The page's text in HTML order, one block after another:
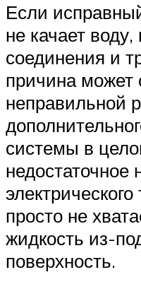
Если
не качает воду,
соединения и
причина может
неправильной
системы в
недостаточное
просто не
жидкость из-
поверхность.